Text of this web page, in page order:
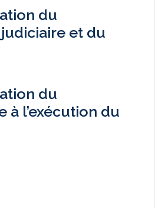
du
et du
du
à l’exécution du